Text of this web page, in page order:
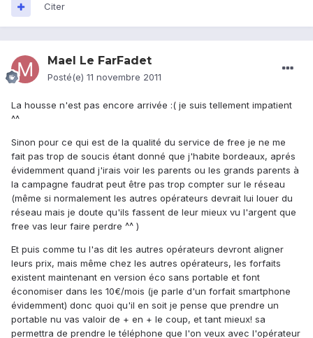
Citer
Mael Le FarFadet
Posté(e) 11 novembre 2011
La housse n'est pas encore arrivée :( je suis tellement impatient
^^
Sinon pour ce qui est de la qualité du service de free je ne me
fait pas trop de soucis étant donné que j'habite bordeaux, aprés
évidemment quand j'irais voir les parents ou les grands parents à
la campagne faudrat peut être pas trop compter sur le réseau
(même si normalement les autres opérateurs devrait lui louer du
réseau mais je doute qu'ils fassent de leur mieux vu l'argent que
free vas leur faire perdre ^^ )
Et puis comme tu l'as dit les autres opérateurs devront aligner
leurs prix, mais même chez les autres opérateurs, les forfaits
existent maintenant en version éco sans portable et font
économiser dans les 10€/mois (je parle d'un forfait smartphone
évidemment) donc quoi qu'il en soit je pense que prendre un
portable nu vas valoir de + en + le coup, et tant mieux! sa
permettra de prendre le téléphone que l'on veux avec l'opérateur